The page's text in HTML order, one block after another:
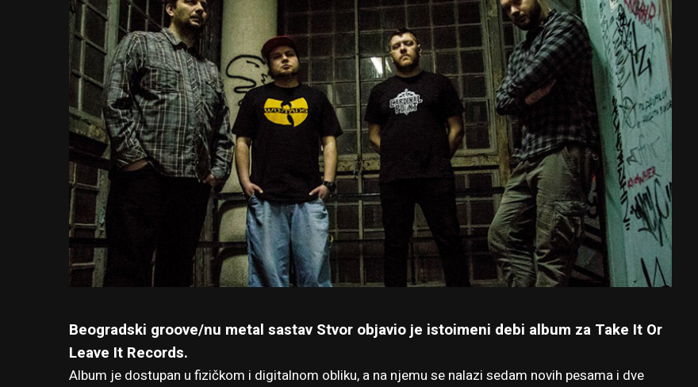
Beogradski groove/nu metal sastav Stvor objavio je istoimeni debi album za Take It Or
Leave It Records.
Album je dostupan u fizičkom i digitalnom obliku, a na njemu se nalazi sedam novih pesama i dve